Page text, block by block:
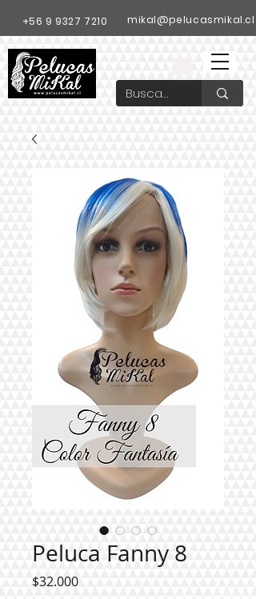
+56 9 9327 7210 mikal@pelucasmikal.cl
Peluca Fanny 8
$32.000Precio